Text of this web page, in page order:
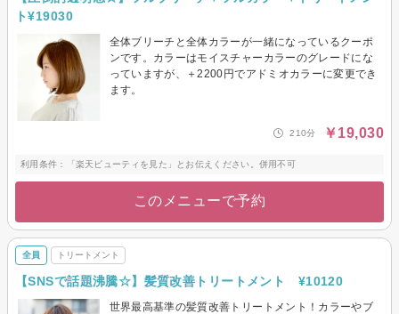
ト¥19030
全体ブリーチと全体カラーが一緒になっているクーポ
ンです。カラーはモイスチャーカラーのグレードにな
っていますが、＋2200円でアドミオカラーに変更でき
ます。
210分 ￥19,030
利用条件：「楽天ビューティを見た」とお伝えください。併用不可
このメニューで予約
全員 トリートメント
【SNSで話題沸騰☆】髪質改善トリートメント ¥10120
世界最高基準の髪質改善トリートメント！カラーやブ